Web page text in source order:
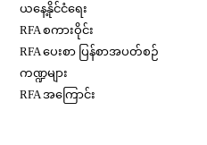
ယနေ့နိုင်ငံရေး
RFA စကားဝိုင်း
RFA ပေးစာ ပြန်စာအပတ်စဉ်
ကဏ္ဍများ
RFA အကြောင်း